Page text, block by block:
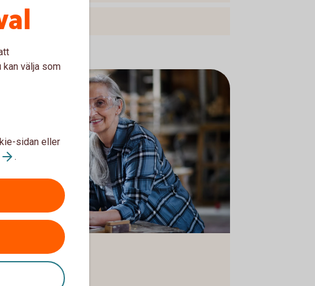
välja som
sidan eller
.